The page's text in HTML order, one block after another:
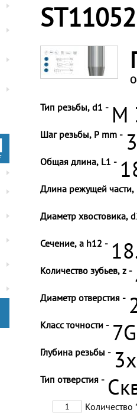
Тип резьбы, d1 - M
Шаг резьбы, P mm -
Общая длина, L1 -
Длина режущей части,
Диаметр хвостовика,
Сечение, a h12 -
Количество зубьев, z -
Диаметр отверстия -
Класс точности -
Глубина резьбы -
Тип отверстия -
Количество